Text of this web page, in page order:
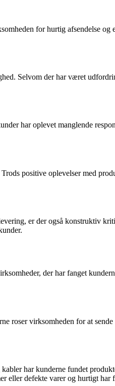
for hurtig afsendelse
Selvom der har været
har oplevet manglende
positive oplevelser med
er der også konstruktiv
der har fanget
roser virksomheden for at sende
har kunderne fundet
eller defekte varer og hurtigt har